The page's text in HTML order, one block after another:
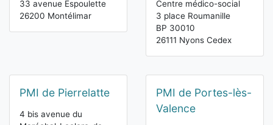
33 avenue Espoulette
26200 Montélimar
Centre médico-social
3 place Roumanille
BP 30010
26111 Nyons Cedex
PMI de Pierrelatte
4 bis avenue du
PMI de Portes-lès-
Valence